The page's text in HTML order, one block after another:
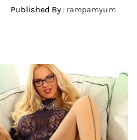
Published By : rampamyum